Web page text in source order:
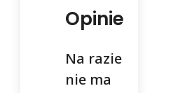
Opinie
Na razie
nie ma